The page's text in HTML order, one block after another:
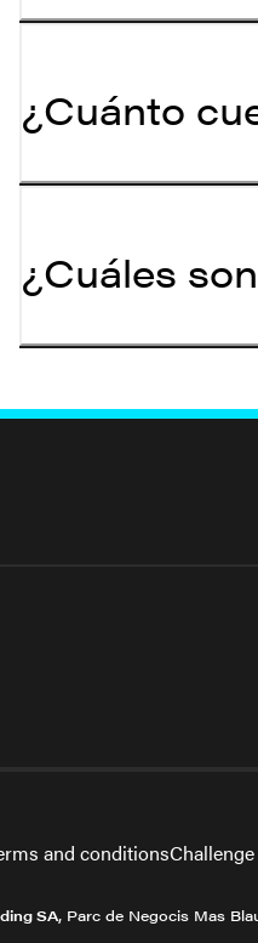
¿Cuánto
¿Cuáles
and conditions
SA, Parc de Negocis Mas